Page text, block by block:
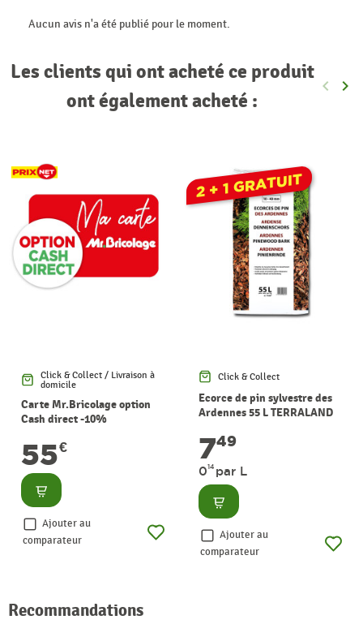
Aucun avis n'a été publié pour le moment.
Les clients qui ont acheté ce produit
ont également acheté :
keyboard_arrow_left keyboard_arrow_right
Click & Collect / Livraison à
domicile
Carte Mr.Bricolage option
Cash direct -10%
55€
Consulter
Ajouter au
comparateur
2 + 1 GRATUIT
Click & Collect
Ecorce de pin sylvestre des
Ardennes 55 L TERRALAND
749
014 par L
Consulter
Ajouter au
comparateur
Recommandations